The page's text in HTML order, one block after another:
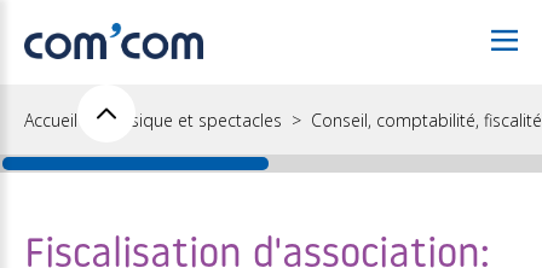
Accueil Musique et spectacles Conseil, comptabilité, fiscalité
Fiscalisation d'association: